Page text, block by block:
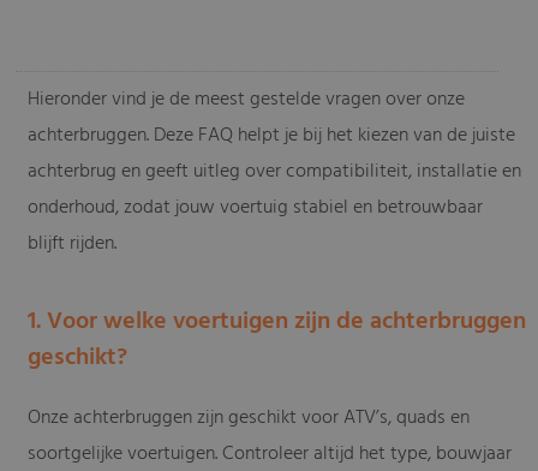
Hieronder vind je de meest gestelde vragen over onze
achterbruggen. Deze FAQ helpt je bij het kiezen van de juiste
achterbrug en geeft uitleg over compatibiliteit, installatie en
onderhoud, zodat jouw voertuig stabiel en betrouwbaar
blijft rijden.
1. Voor welke voertuigen zijn de achterbruggen
geschikt?
Onze achterbruggen zijn geschikt voor ATV’s, quads en
soortgelijke voertuigen. Controleer altijd het type, bouwjaar